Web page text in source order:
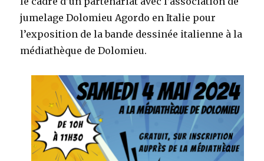
jumelage Dolomieu Agordo en Italie pour
l’exposition de la bande dessinée italienne à la
médiathèque de Dolomieu.